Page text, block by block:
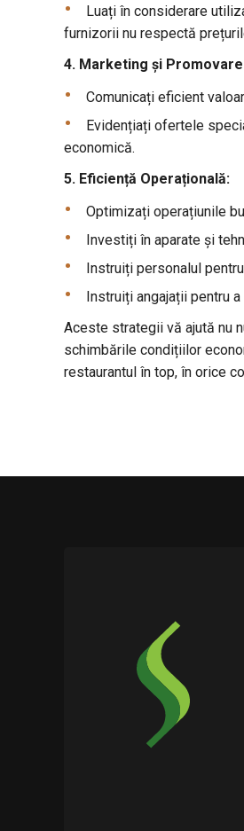
Luați în considerare
furnizorii nu respectă
4. Marketing și
Comunicați eficient
Evidențiați ofertele
economică.
5. Eficiență Operațională:
Optimizați operațiunile
Investiți în aparate și
Instruiți personalul
Instruiți angajații pentru
Aceste strategii vă ajută nu
schimbările condițiilor
restaurantul în top, în orice